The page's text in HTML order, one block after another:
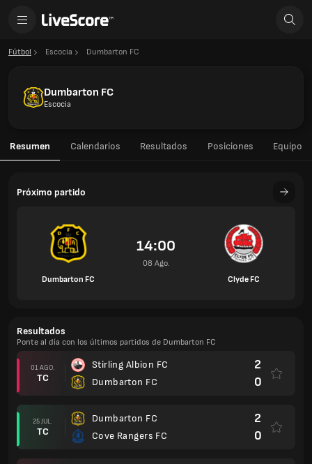
Fútbol Escocia Dumbarton FC
Dumbarton FC
Escocia
Resumen Calendarios Resultados Posiciones Equipo
Próximo partido
Dumbarton FC
14:00
08 Ago.
Clyde FC
Resultados
Ponte al día con los últimos partidos de Dumbarton FC
01 AGO.
TC
Stirling Albion FC
Dumbarton FC
2
0
25 JUL.
TC
Dumbarton FC
Cove Rangers FC
2
0